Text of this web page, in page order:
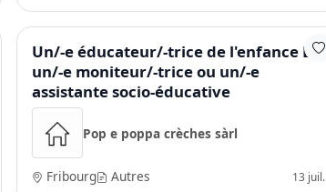
Un/-e éducateur/-trice de l'enfance ES,
un/-e moniteur/-trice ou un/-e
assistante socio-éducative
Pop e poppa crèches sàrl
Fribourg Autres 13 juil.